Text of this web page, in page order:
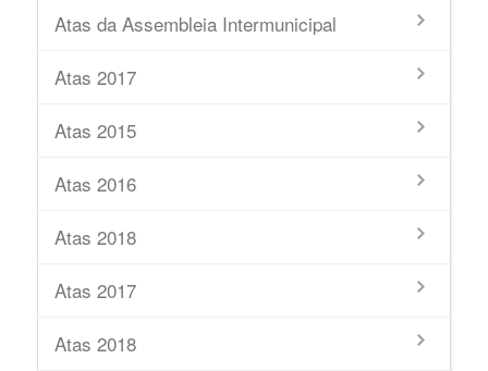
Atas da Assembleia Intermunicipal
Atas 2017
Atas 2015
Atas 2016
Atas 2018
Atas 2017
Atas 2018